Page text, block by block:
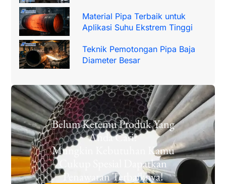
Material Pipa Terbaik untuk
Aplikasi Suhu Ekstrem Tinggi
Teknik Pemotongan Pipa Baja
Diameter Besar
Belum Ketemu Produk Yang
Anda Cari?
Mungkin Kebutuhan Kamu
Cukup Spesial Dapatkan
Penawaran Terbaiknya!